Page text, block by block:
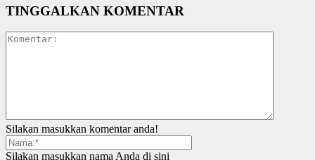
TINGGALKAN KOMENTAR
Silakan masukkan komentar anda!
Silakan masukkan nama Anda di sini